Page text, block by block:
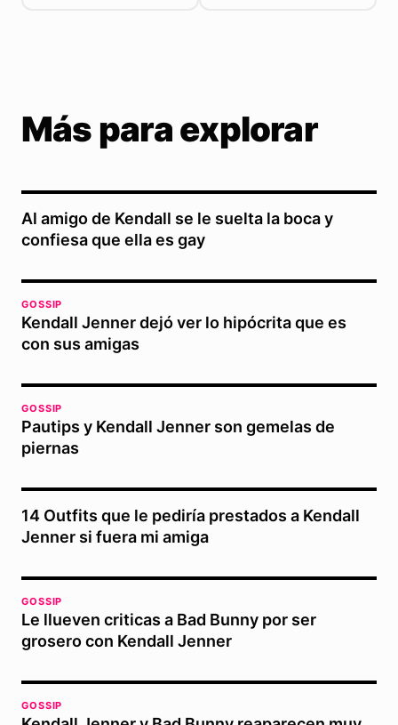
Más para explorar
Al amigo de Kendall se le suelta la boca y
confiesa que ella es gay
GOSSIP
Kendall Jenner dejó ver lo hipócrita que es
con sus amigas
GOSSIP
Pautips y Kendall Jenner son gemelas de
piernas
14 Outfits que le pediría prestados a Kendall
Jenner si fuera mi amiga
GOSSIP
Le llueven criticas a Bad Bunny por ser
grosero con Kendall Jenner
GOSSIP